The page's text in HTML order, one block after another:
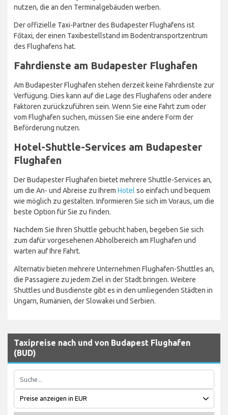
nutzen, die an den Terminalgebäuden werben.
Der offizielle Taxi-Partner des Budapester Flughafens ist
Főtaxi, der einen Taxibestellstand im Bodentransportzentrum
des Flughafens hat.
Fahrdienste am Budapester Flughafen
Am Budapester Flughafen stehen derzeit keine Fahrdienste zur
Verfügung. Dies kann auf die Lage des Flughafens oder andere
Faktoren zurückzuführen sein. Wenn Sie eine Fahrt zum oder
vom Flughafen suchen, müssen Sie eine andere Form der
Beförderung nutzen.
Hotel-Shuttle-Services am Budapester
Flughafen
Der Budapester Flughafen bietet mehrere Shuttle-Services an,
um die An- und Abreise zu Ihrem Hotel so einfach und bequem
wie möglich zu gestalten. Informieren Sie sich im Voraus, um die
beste Option für Sie zu finden.
Nachdem Sie Ihren Shuttle gebucht haben, begeben Sie sich
zum dafür vorgesehenen Abholbereich am Flughafen und
warten auf Ihre Fahrt.
Alternativ bieten mehrere Unternehmen Flughafen-Shuttles an,
die Passagiere zu jedem Ziel in der Stadt bringen. Weitere
Shuttles und Busdienste gibt es in den umliegenden Städten in
Ungarn, Rumänien, der Slowakei und Serbien.
Taxipreise nach und von Budapest Flughafen
(BUD)